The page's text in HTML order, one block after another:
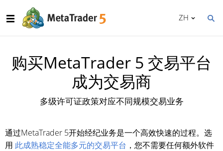
ZH
购买MetaTrader 5 交易平台
成为交易商
多级许可证政策对应不同规模交易业务
通过MetaTrader 5开始经纪业务是一个高效快速的过程。选
用 此成熟稳定全能多元的交易平台 ，您不需要任何额外软件